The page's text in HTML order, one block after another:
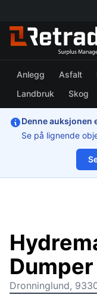
Anlegg Asfalt
Landbruk
Skog
Denne auksjonen
Se på lignende
Dumper
Dronninglund,